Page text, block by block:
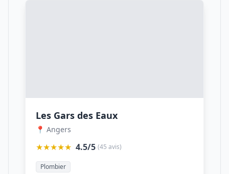
Les Gars des Eaux
📍 Angers
★★★★★ 4.5/5 (45 avis)
Plombier